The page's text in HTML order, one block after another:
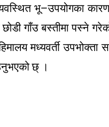
भू–उपयोगका
गाँउ बस्तीमा पस्ने
मध्यवर्ती
छ् ।